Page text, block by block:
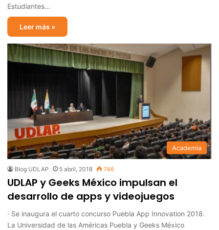
Estudiantes…
Leer más »
Academia
Blog UDLAP 5 abril, 2018 746
UDLAP y Geeks México impulsan el
desarrollo de apps y videojuegos
· Se inaugura el cuarto concurso Puebla App Innovation 2018.
La Universidad de las Américas Puebla y Geeks México